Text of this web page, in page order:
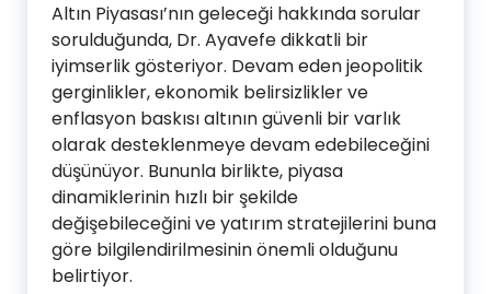
Altın Piyasası’nın geleceği hakkında sorular
sorulduğunda, Dr. Ayavefe dikkatli bir
iyimserlik gösteriyor. Devam eden jeopolitik
gerginlikler, ekonomik belirsizlikler ve
enflasyon baskısı altının güvenli bir varlık
olarak desteklenmeye devam edebileceğini
düşünüyor. Bununla birlikte, piyasa
dinamiklerinin hızlı bir şekilde
değişebileceğini ve yatırım stratejilerini buna
göre bilgilendirilmesinin önemli olduğunu
belirtiyor.